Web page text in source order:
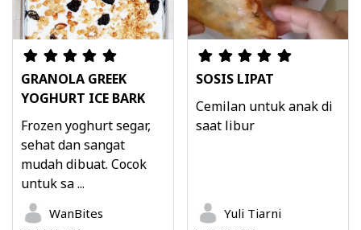
GRANOLA GREEK
YOGHURT ICE BARK
Frozen yoghurt segar,
sehat dan sangat
mudah dibuat. Cocok
untuk sa ...
WanBites
SOSIS LIPAT
Cemilan untuk anak di
saat libur
Yuli Tiarni